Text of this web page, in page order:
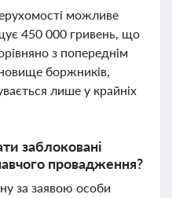
можливе
450 000 гривень, що
з попереднім
боржників,
лише у крайніх
заблоковані
провадження?
за заявою особи